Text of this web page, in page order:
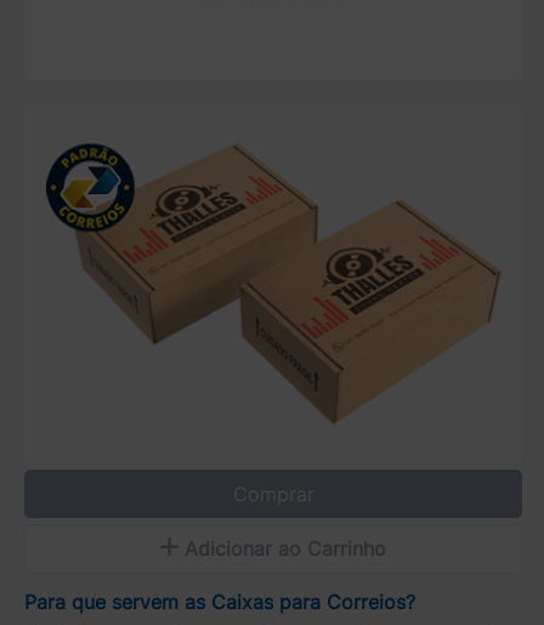
Comprar
Adicionar ao Carrinho
Para que servem as Caixas para Correios?